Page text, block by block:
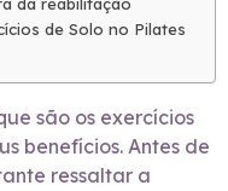
de Solo no Pilates
são os exercícios
benefícios. Antes de
ressaltar a